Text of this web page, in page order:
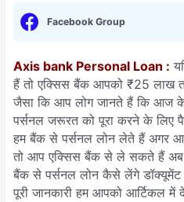
Facebook Group
Axis bank Personal Loan :
हैं तो एक्सिस बैंक आपको ₹25 लाख
जैसा कि आप लोग जानते हैं कि आज
पर्सनल जरूरत को पूरा करने के लिए
हम बैंक से पर्सनल लोन लेते हैं अगर
तो आप एक्सिस बैंक से ले सकते हैं
बैंक से पर्सनल लोन कैसे लेंगे डॉक्यूमेंट
पूरी जानकारी हम आपको आर्टिकल